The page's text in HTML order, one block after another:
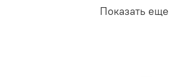
Показать еще